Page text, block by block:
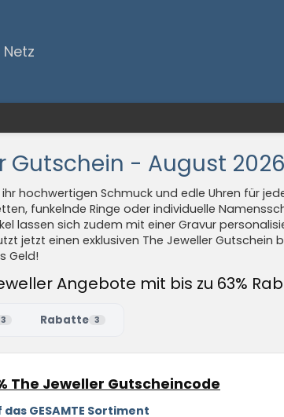
Gutschein - August 2026
hochwertigen Schmuck und edle Uhren für
funkelnde Ringe oder individuelle
lassen sich zudem mit einer Gravur
jetzt einen exklusiven The Jeweller
Geld!
Angebote mit bis zu 63%
3 Rabatte 3
The Jeweller Gutscheincode
das GESAMTE Sortiment